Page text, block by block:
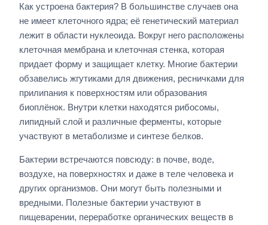
Как устроена бактерия? В большинстве случаев она
не имеет клеточного ядра; её генетический материал
лежит в области нуклеоида. Вокруг него расположены
клеточная мембрана и клеточная стенка, которая
придает форму и защищает клетку. Многие бактерии
обзавелись жгутиками для движения, ресничками для
прилипания к поверхностям или образования
биоплёнок. Внутри клетки находятся рибосомы,
липидный слой и различные ферменты, которые
участвуют в метаболизме и синтезе белков.
Бактерии встречаются повсюду: в почве, воде,
воздухе, на поверхностях и даже в теле человека и
других организмов. Они могут быть полезными и
вредными. Полезные бактерии участвуют в
пищеварении, переработке органических веществ в